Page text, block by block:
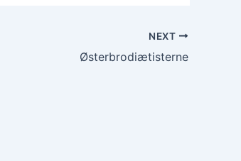
NEXT
Østerbrodiætisterne